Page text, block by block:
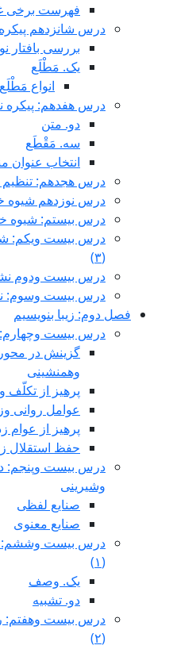
فهرست برخی
درس شانزدهم پیکره
بررسی بافتار
یک. مَطْلَع
انواع مَطْلَع
درس هفدهم: پیکره
دو. متن
سه. مَقْطَع
انتخاب عنوان
درس هجدهم: تنظیم
درس نوزدهم شیوه
درس بیستم: شیوه
درس بیست ویکم:
(٣)
درس بيست ودوم
درس بیست وسوم:
فصل دوم: زیبا بنویسیم
درس بيست وچهارم:
گزینش در
وهمنشینی
پرهیز از تکلّف
عوامل روانی
پرهیز از عوام
حفظ استقلال
درس بیست وپنجم:
وشیرینی
صنایع لفظی
صنایع معنوی
درس بيست وششم:
(١)
یک. وصف
دو. تشبیه
درس بیست وهفتم:
(٢)